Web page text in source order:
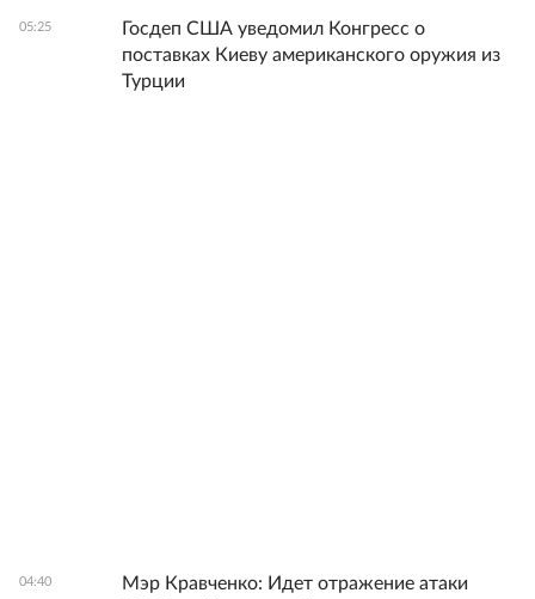
05:25
Госдеп США уведомил Конгресс о
поставках Киеву американского оружия из
Турции
04:40
Мэр Кравченко: Идет отражение атаки